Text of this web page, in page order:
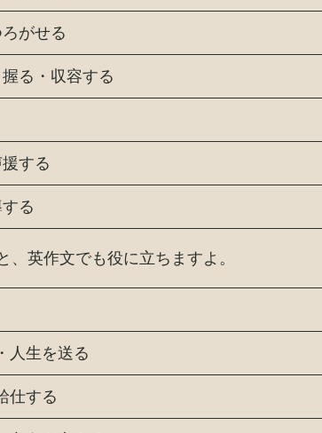
がせる
る・収容する
する
る
英作文でも役に立ちますよ。
人生を送る
仕する